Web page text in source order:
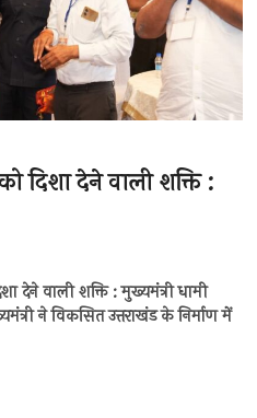
दिशा देने वाली शक्ति :
देने वाली शक्ति : मुख्यमंत्री धामी
ने विकसित उत्तराखंड के निर्माण में